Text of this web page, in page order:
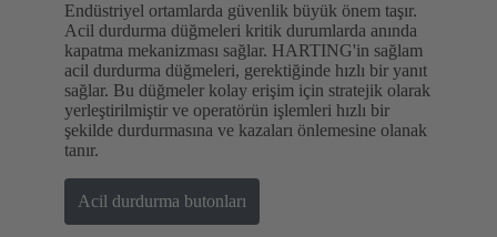
Endüstriyel ortamlarda güvenlik büyük önem taşır.
Acil durdurma düğmeleri kritik durumlarda anında
kapatma mekanizması sağlar. HARTING'in sağlam
acil durdurma düğmeleri, gerektiğinde hızlı bir yanıt
sağlar. Bu düğmeler kolay erişim için stratejik olarak
yerleştirilmiştir ve operatörün işlemleri hızlı bir
şekilde durdurmasına ve kazaları önlemesine olanak
tanır.
Acil durdurma butonları